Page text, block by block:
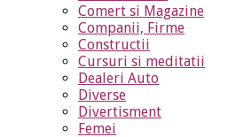
Comert si Magazine
Companii, Firme
Constructii
Cursuri si meditatii
Dealeri Auto
Diverse
Divertisment
Femei